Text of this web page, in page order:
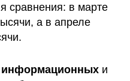
сравнения: в марте
а в апреле
информационных